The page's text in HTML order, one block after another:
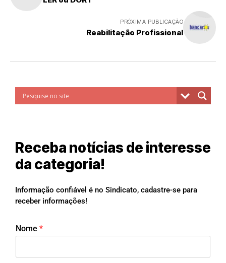
PRÓXIMA PUBLICAÇÃO
Reabilitação Profissional
Receba notícias de interesse
da categoria!
Informação confiável é no Sindicato, cadastre-se para
receber informações!
Nome *